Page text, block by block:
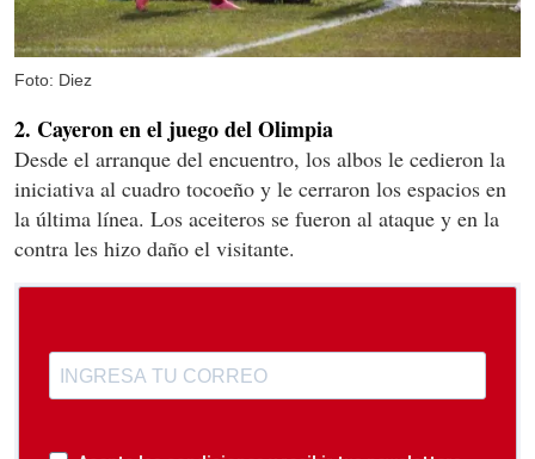
Foto: Diez
2. Cayeron en el juego del Olimpia
Desde el arranque del encuentro, los albos le cedieron la
iniciativa al cuadro tocoeño y le cerraron los espacios en
la última línea. Los aceiteros se fueron al ataque y en la
contra les hizo daño el visitante.